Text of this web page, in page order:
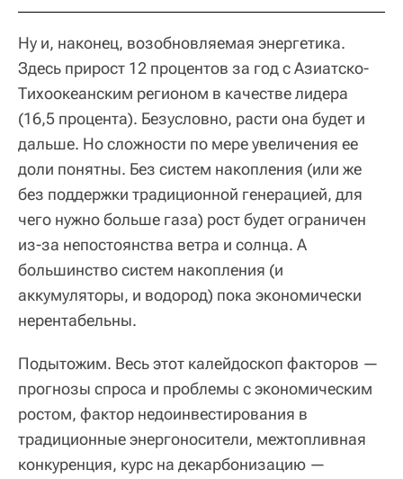
Ну и, наконец, возобновляемая энергетика.
Здесь прирост 12 процентов за год с Азиатско-
Тихоокеанским регионом в качестве лидера
(16,5 процента). Безусловно, расти она будет и
дальше. Но сложности по мере увеличения ее
доли понятны. Без систем накопления (или же
без поддержки традиционной генерацией, для
чего нужно больше газа) рост будет ограничен
из-за непостоянства ветра и солнца. А
большинство систем накопления (и
аккумуляторы, и водород) пока экономически
нерентабельны.
Подытожим. Весь этот калейдоскоп факторов —
прогнозы спроса и проблемы с экономическим
ростом, фактор недоинвестирования в
традиционные энергоносители, межтопливная
конкуренция, курс на декарбонизацию —